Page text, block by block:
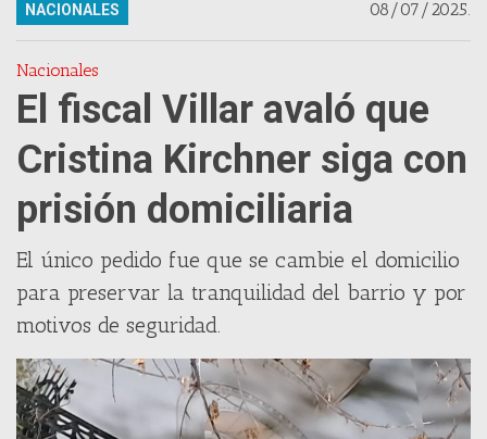
08/07/2025.
NACIONALES
Nacionales
El fiscal Villar avaló que
Cristina Kirchner siga con
prisión domiciliaria
El único pedido fue que se cambie el domicilio
para preservar la tranquilidad del barrio y por
motivos de seguridad.